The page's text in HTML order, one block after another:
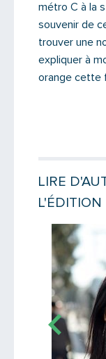
métro C à la
souvenir de
trouver une
expliquer à
orange cette
LIRE
Lire la suite